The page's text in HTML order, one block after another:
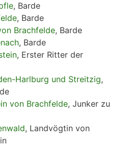
, Barde
, Barde
Brachfelde, Barde
, Barde
, Erster Ritter der
Harlburg und Streitzig,
von Brachfelde, Junker zu
, Landvögtin von